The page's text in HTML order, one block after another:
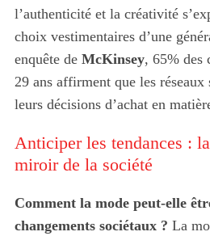
l’authenticité et la créativité
choix vestimentaires d’une
enquête de McKinsey, 65% des
29 ans affirment que les
leurs décisions d’achat en
Anticiper les tendances :
miroir de la société
Comment la mode peut-elle
changements sociétaux ? La
S
a
r
o